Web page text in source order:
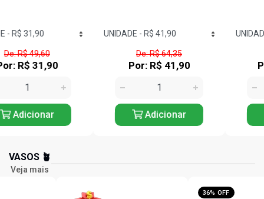
De: R$ 64,35
Por: R$ 41,90
Adicionar
De: R$ 431,91
Por: R$ 277,90
Adicionar
VASOS 🪴
Veja mais